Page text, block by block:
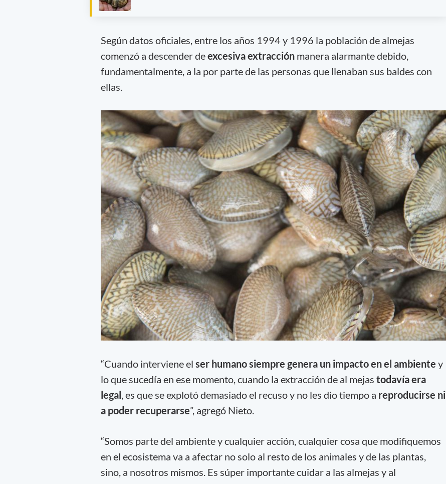
Según datos oficiales, entre los años 1994 y 1996 la población de almejas
comenzó a descender deexcesiva extracción manera alarmante debido,
fundamentalmente, a la por parte de las personas que llenaban sus baldes con
ellas.
“Cuando interviene el ser humano siempre genera un impacto en el ambiente y
lo que sucedía en ese momento, cuando la extracción de al mejas todavía era
legal , es que se explotó demasiado el recuso y no les dio tiempo a reproducirse ni
a poder recuperarse”, agregó Nieto.
“Somos parte del ambiente y cualquier acción, cualquier cosa que modifiquemos
en el ecosistema va a afectar no solo al resto de los animales y de las plantas,
sino, a nosotros mismos. Es súper importante cuidar a las almejas y al